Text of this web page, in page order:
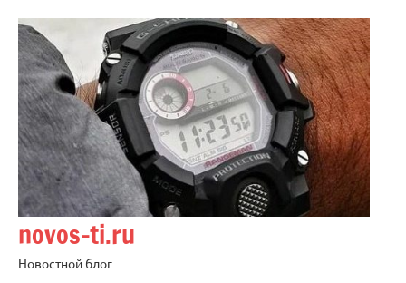
содержимому
novos-ti.ru
Новостной блог